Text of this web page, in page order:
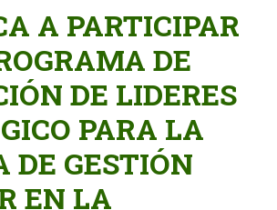
A PARTICIPAR
DE
DE LIDERES
PARA LA
DE GESTIÓN
EN LA